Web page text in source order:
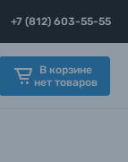
+7 (812) 603-55-55
В корзине
нет товаров